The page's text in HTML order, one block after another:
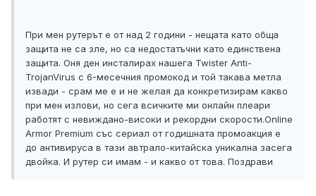
При мен рутерът е от над 2 години - нещата като обща
защита не са зле, но са недостатъчни като единствена
защита. Оня ден инсталирах нашега Twister Anti-
TrojanVirus с 6-месечния промокод и той такава метла
извади - срам ме е и не желая да конкретизирам какво
при мен излови, но сега всичките ми онлайн плеари
работят с невиждано-високи и рекордни скорости.Online
Armor Premium със сериал от годишната промоакция е
до антивируса в тази автрало-китайска уникална засега
двойка. И рутер си имам - и какво от това. Поздрави